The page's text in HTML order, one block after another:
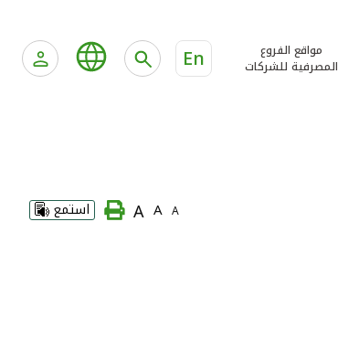
مواقع الفروع
المصرفية للشركات
En
A
A
A استمع